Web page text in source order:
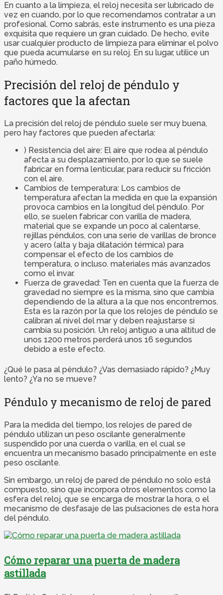
En cuanto a la limpieza, el reloj necesita ser lubricado de
vez en cuando, por lo que recomendamos contratar a un
profesional. Como sabrás, este instrumento es una pieza
exquisita que requiere un gran cuidado. De hecho, evite
usar cualquier producto de limpieza para eliminar el polvo
que pueda acumularse en su reloj. En su lugar, utilice un
paño húmedo.
Precisión del reloj de péndulo y
factores que la afectan
La precisión del reloj de péndulo suele ser muy buena,
pero hay factores que pueden afectarla:
) Resistencia del aire: El aire que rodea al péndulo
afecta a su desplazamiento, por lo que se suele
fabricar en forma lenticular, para reducir su fricción
con el aire.
Cambios de temperatura: Los cambios de
temperatura afectan la medida en que la expansión
provoca cambios en la longitud del péndulo. Por
ello, se suelen fabricar con varilla de madera,
material que se expande un poco al calentarse,
rejillas péndulos, con una serie de varillas de bronce
y acero (alta y baja dilatación térmica) para
compensar el efecto de los cambios de
temperatura, o incluso. materiales más avanzados
como el invar.
Fuerza de gravedad: Ten en cuenta que la fuerza de
gravedad no siempre es la misma, sino que cambia
dependiendo de la altura a la que nos encontremos.
Esta es la razón por la que los relojes de péndulo se
calibran al nivel del mar y deben reajustarse si
cambia su posición. Un reloj antiguo a una altitud de
unos 1200 metros perderá unos 16 segundos
debido a este efecto.
¿Qué le pasa al péndulo? ¿Vas demasiado rápido? ¿Muy
lento? ¿Ya no se mueve?
Péndulo y mecanismo de reloj de pared
Para la medida del tiempo, los relojes de pared de
péndulo utilizan un peso oscilante generalmente
suspendido por una cuerda o varilla, en el cual se
encuentra un mecanismo basado principalmente en este
peso oscilante.
Sin embargo, un reloj de pared de péndulo no solo está
compuesto, sino que incorpora otros elementos como la
esfera del reloj, que se encarga de mostrar la hora, o el
mecanismo de desfasaje de las pulsaciones de esta hora
del péndulo.
Cómo reparar una puerta de madera
astillada